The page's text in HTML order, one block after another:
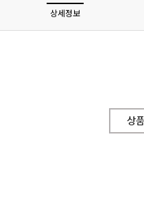
상세정보